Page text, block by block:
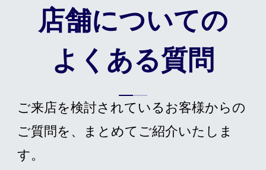
店舗についての
よくある質問
ご来店を検討されているお客様からの
ご質問を、まとめてご紹介いたしま
す。